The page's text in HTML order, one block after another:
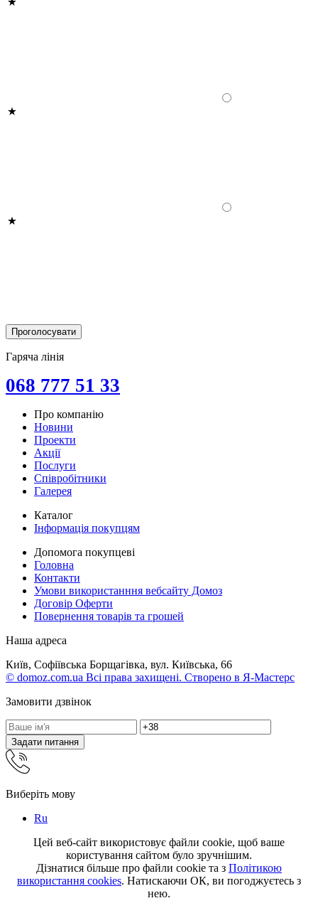
Гаряча лінія
068 777 51 33
Про компанію
Новини
Проекти
Акції
Послуги
Співробітники
Галерея
Каталог
Інформація покупцям
Допомога покупцеві
Головна
Контакти
Умови використанння вебсайту Домоз
Договір Оферти
Повернення товарів та грошей
Наша адреса
Київ, Софіївська Борщагівка, вул. Київська, 66
© domoz.com.ua Всі права захищені. Створено в Я-Мастерс
Замовити дзвінок
Задати питання
Виберіть мову
Ru
Цей веб-сайт використовує файли cookie, щоб ваше
користування сайтом було зручнішим.
Дізнатися більше про файли cookie та з Політикою
використання cookies. Натискаючи ОК, ви погоджуєтесь з
нею.